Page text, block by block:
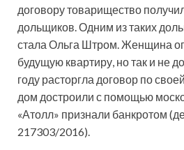
договору товарищество
дольщиков. Одним из таких
стала Ольга Штром. Женщина
будущую квартиру, но так и не
году расторгла договор по
дом достроили с помощью
«Атолл» признали банкротом
217303/2016).